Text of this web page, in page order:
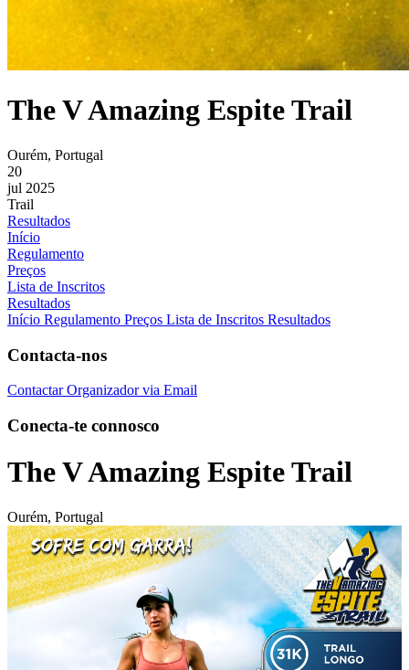
The V Amazing Espite Trail
Ourém, Portugal
20
jul 2025
Trail
Resultados
Início
Regulamento
Preços
Lista de Inscritos
Resultados
Início Regulamento Preços Lista de Inscritos Resultados
Contacta-nos
Contactar Organizador via Email
Conecta-te connosco
The V Amazing Espite Trail
Ourém, Portugal